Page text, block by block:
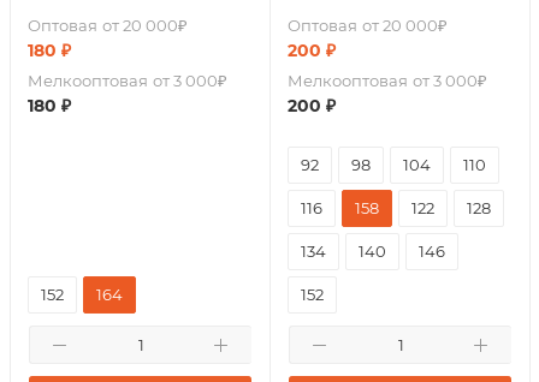
Оптовая от 20 000₽
180 ₽
Мелкооптовая от 3 000₽
180 ₽
152 164
Оптовая от 20 000₽
200 ₽
Мелкооптовая от 3 000₽
200 ₽
92 98 104 110
116 158 122 128
134 140 146
152